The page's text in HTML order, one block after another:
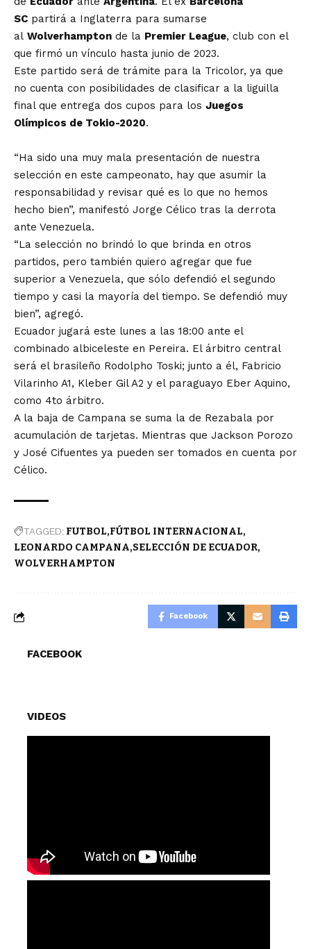
SC partirá a Inglaterra para sumarse
al Wolverhampton de la Premier League, club con el
que firmó un vínculo hasta junio de 2023.
Este partido será de trámite para la Tricolor, ya que
no cuenta con posibilidades de clasificar a la liguilla
final que entrega dos cupos para los Juegos
Olímpicos de Tokio-2020.
“Ha sido una muy mala presentación de nuestra
selección en este campeonato, hay que asumir la
responsabilidad y revisar qué es lo que no hemos
hecho bien”, manifestó Jorge Célico tras la derrota
ante Venezuela.
“La selección no brindó lo que brinda en otros
partidos, pero también quiero agregar que fue
superior a Venezuela, que sólo defendió el segundo
tiempo y casi la mayoría del tiempo. Se defendió muy
bien”, agregó.
Ecuador jugará este lunes a las 18:00 ante el
combinado albiceleste en Pereira. El árbitro central
será el brasileño Rodolpho Toski; junto a él, Fabricio
Vilarinho A1, Kleber Gil A2 y el paraguayo Eber Aquino,
como 4to árbitro.
A la baja de Campana se suma la de Rezabala por
acumulación de tarjetas. Mientras que Jackson Porozo
y José Cifuentes ya pueden ser tomados en cuenta por
Célico.
TAGGED: FUTBOL FÚTBOL INTERNACIONAL
LEONARDO CAMPANA SELECCIÓN DE ECUADOR
WOLVERHAMPTON
Facebook
FACEBOOK
VIDEOS